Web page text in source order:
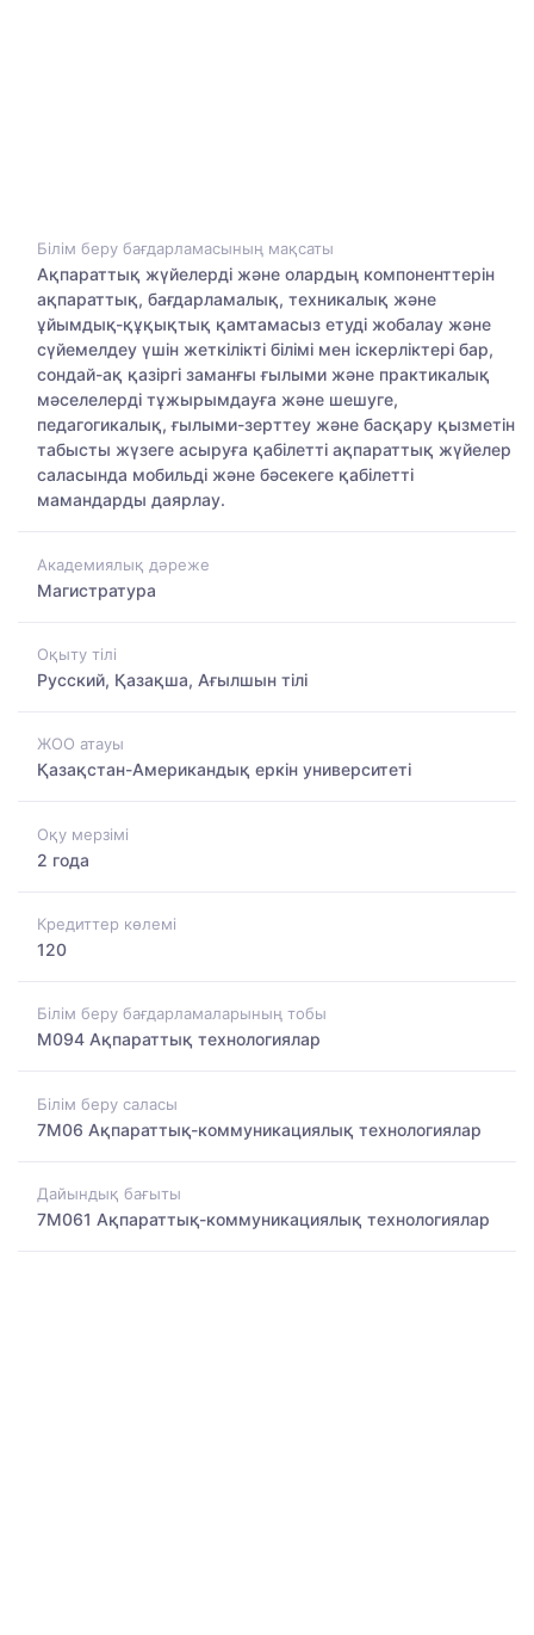
Білім беру бағдарламасының мақсаты
Ақпараттық жүйелерді және олардың компоненттерін
ақпараттық, бағдарламалық, техникалық және
ұйымдық-құқықтық қамтамасыз етуді жобалау және
сүйемелдеу үшін жеткілікті білімі мен іскерліктері бар,
сондай-ақ қазіргі заманғы ғылыми және практикалық
мәселелерді тұжырымдауға және шешуге,
педагогикалық, ғылыми-зерттеу және басқару қызметін
табысты жүзеге асыруға қабілетті ақпараттық жүйелер
саласында мобильді және бәсекеге қабілетті
мамандарды даярлау.
Академиялық дәреже
Магистратура
Оқыту тілі
Русский, Қазақша, Ағылшын тілі
ЖОО атауы
Қазақстан-Американдық еркін университеті
Оқу мерзімі
2 года
Кредиттер көлемі
120
Білім беру бағдарламаларының тобы
M094 Ақпараттық технологиялар
Білім беру саласы
7M06 Ақпараттық-коммуникациялық технологиялар
Дайындық бағыты
7M061 Ақпараттық-коммуникациялық технологиялар